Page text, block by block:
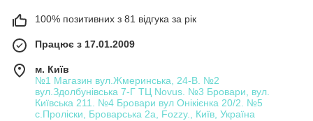
100% позитивних з 81 відгука за рік
Працює з 17.01.2009
м. Київ
№1 Магазин вул.Жмеринська, 24-В. №2
вул.Здолбунівська 7-Г ТЦ Novus. №3 Бровари, вул.
Київська 211. №4 Бровари вул Онікієнка 20/2. №5
с.Проліски, Броварська 2а, Fozzy., Київ, Україна